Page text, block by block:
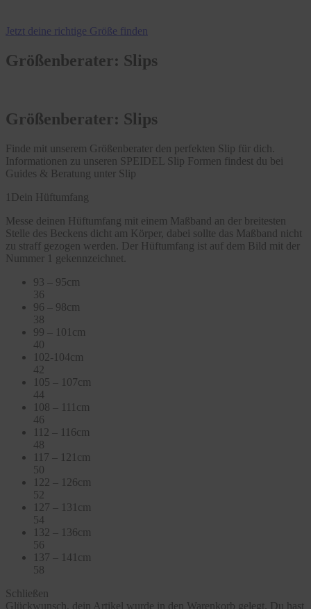
Jetzt deine richtige Größe finden
Größenberater: Slips
Größenberater: Slips
Finde mit unserem Größenberater den perfekten Slip für dich.
Informationen zu unseren SPEIDEL Slip Formen findest du bei
Guides & Beratung unter Slip
1 Dein Hüftumfang
Messe deinen Hüftumfang mit einem Maßband an der breitesten
Stelle des Beckens dicht am Körper, dabei sollte das Maßband nicht
zu straff gezogen werden. Der Hüftumfang ist auf dem Bild mit der
Nummer 1 gekennzeichnet.
93 – 95cm
36
96 – 98cm
38
99 – 101cm
40
102-104cm
42
105 – 107cm
44
108 – 111cm
46
112 – 116cm
48
117 – 121cm
50
122 – 126cm
52
127 – 131cm
54
132 – 136cm
56
137 – 141cm
58
Schließen
Glückwunsch, dein Artikel wurde in den Warenkorb gelegt. Du hast